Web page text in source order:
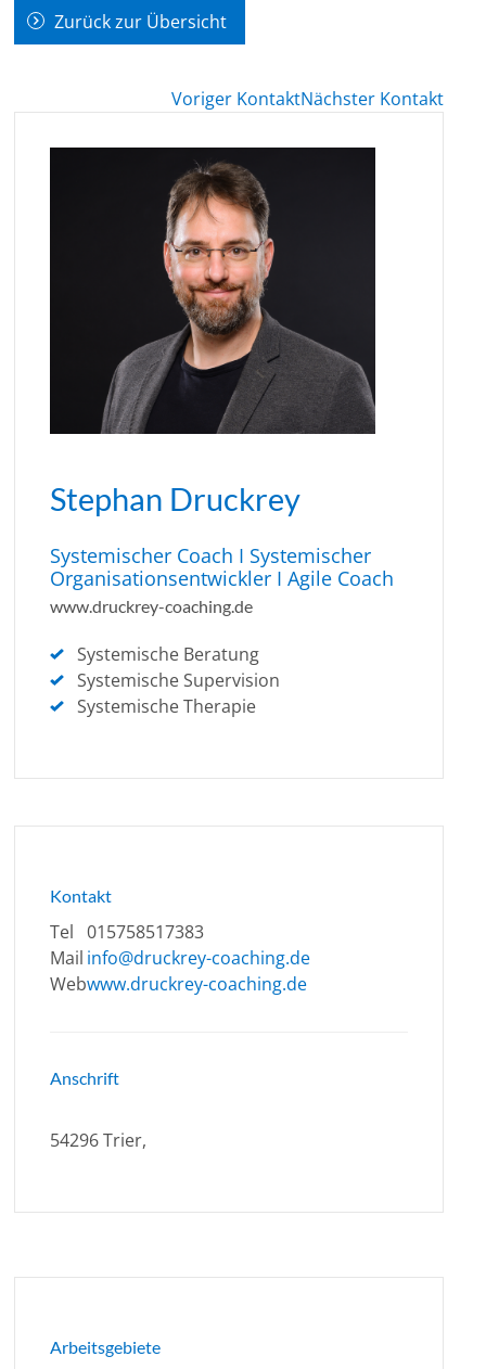
Zurück zur Übersicht
Voriger KontaktNächster Kontakt
Stephan Druckrey
Systemischer Coach I Systemischer
Organisationsentwickler I Agile Coach
www.druckrey-coaching.de
Systemische Beratung
Systemische Supervision
Systemische Therapie
Kontakt
Tel 015758517383
Mail info@druckrey-coaching.de
Webwww.druckrey-coaching.de
Anschrift
54296 Trier,
Arbeitsgebiete